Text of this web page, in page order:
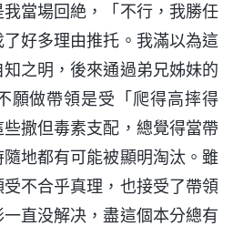
當場回絶，「不行，我勝任
好多理由推托。我滿以為這
之明，後來通過弟兄姊妹的
願做帶領是受「爬得高摔得
撒但毒素支配，總覺得當帶
地都有可能被顯明淘汰。雖
不合乎真理，也接受了帶領
直没解决，盡這個本分總有